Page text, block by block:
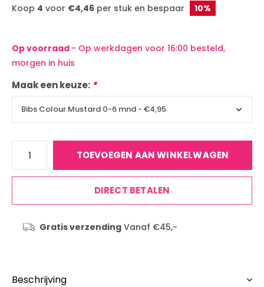
Koop 4 voor €4,46 per stuk en bespaar 10%
Op voorraad - Op werkdagen voor 16:00 besteld,
morgen in huis
Maak een keuze: *
TOEVOEGEN AAN WINKELWAGEN
DIRECT BETALEN
Gratis verzendingVanaf €45,-
Beschrijving